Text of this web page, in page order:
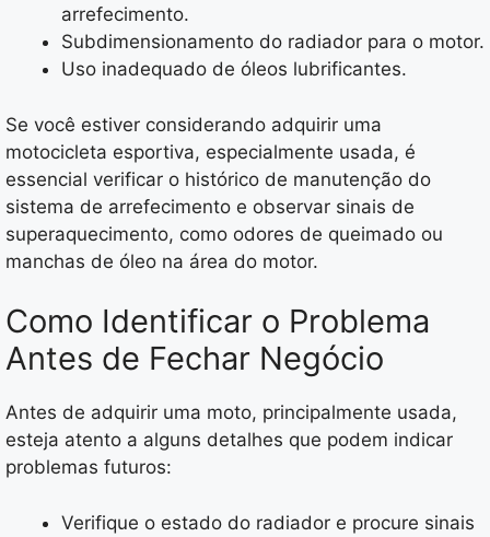
arrefecimento.
Subdimensionamento do radiador para o motor.
Uso inadequado de óleos lubrificantes.
Se você estiver considerando adquirir uma
motocicleta esportiva, especialmente usada, é
essencial verificar o histórico de manutenção do
sistema de arrefecimento e observar sinais de
superaquecimento, como odores de queimado ou
manchas de óleo na área do motor.
Como Identificar o Problema
Antes de Fechar Negócio
Antes de adquirir uma moto, principalmente usada,
esteja atento a alguns detalhes que podem indicar
problemas futuros:
Verifique o estado do radiador e procure sinais